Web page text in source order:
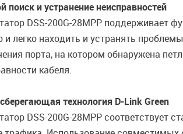
поиск и устранение неисправностей
DSS-200G-28MPP поддерживает
и легко находить и устранять
порта, на котором обнаружена
кабеля.
технология D-Link Green
DSS-200G-28MPP соответствует